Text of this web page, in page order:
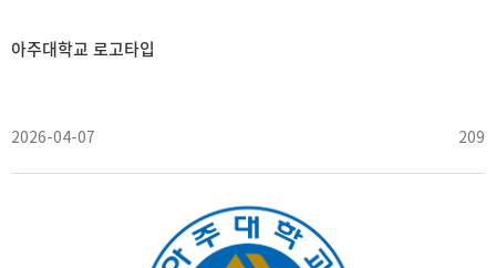
아주대학교 로고타입
2026-04-07 209